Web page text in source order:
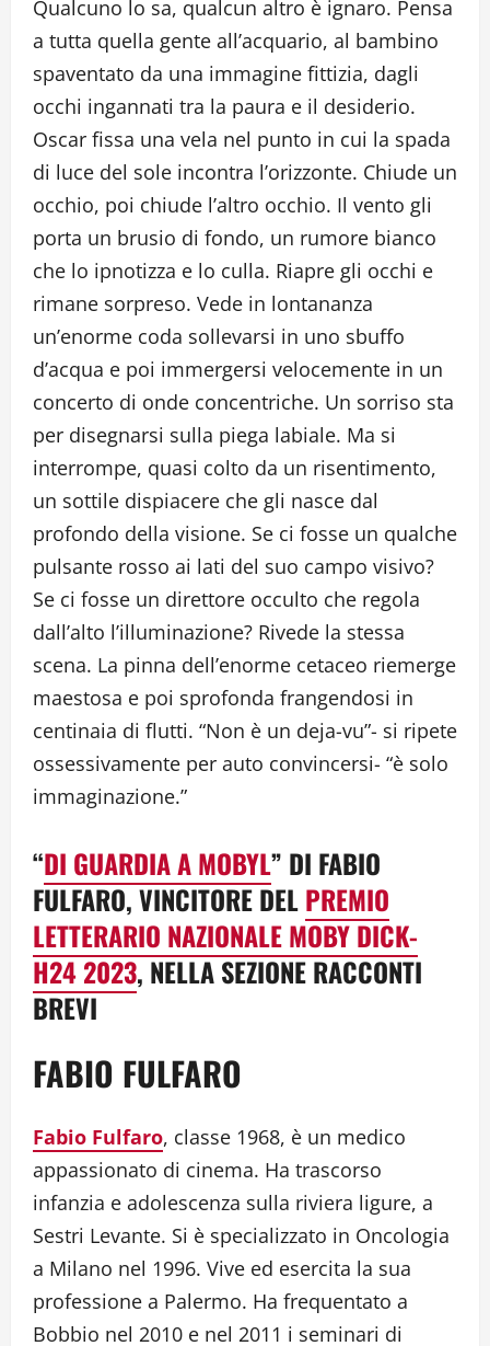
Qualcuno lo sa, qualcun altro è ignaro. Pensa
a tutta quella gente all’acquario, al bambino
spaventato da una immagine fittizia, dagli
occhi ingannati tra la paura e il desiderio.
Oscar fissa una vela nel punto in cui la spada
di luce del sole incontra l’orizzonte. Chiude un
occhio, poi chiude l’altro occhio. Il vento gli
porta un brusio di fondo, un rumore bianco
che lo ipnotizza e lo culla. Riapre gli occhi e
rimane sorpreso. Vede in lontananza
un’enorme coda sollevarsi in uno sbuffo
d’acqua e poi immergersi velocemente in un
concerto di onde concentriche. Un sorriso sta
per disegnarsi sulla piega labiale. Ma si
interrompe, quasi colto da un risentimento,
un sottile dispiacere che gli nasce dal
profondo della visione. Se ci fosse un qualche
pulsante rosso ai lati del suo campo visivo?
Se ci fosse un direttore occulto che regola
dall’alto l’illuminazione? Rivede la stessa
scena. La pinna dell’enorme cetaceo riemerge
maestosa e poi sprofonda frangendosi in
centinaia di flutti. “Non è un deja-vu”- si ripete
ossessivamente per auto convincersi- “è solo
immaginazione.”
“DI GUARDIA A MOBYL” DI FABIO
FULFARO, VINCITORE DELPREMIO
LETTERARIO NAZIONALE MOBY DICK-
H24 2023, NELLA SEZIONE RACCONTI
BREVI
FABIO FULFARO
Fabio Fulfaro, classe 1968, è un medico
appassionato di cinema. Ha trascorso
infanzia e adolescenza sulla riviera ligure, a
Sestri Levante. Si è specializzato in Oncologia
a Milano nel 1996. Vive ed esercita la sua
professione a Palermo. Ha frequentato a
Bobbio nel 2010 e nel 2011 i seminari di